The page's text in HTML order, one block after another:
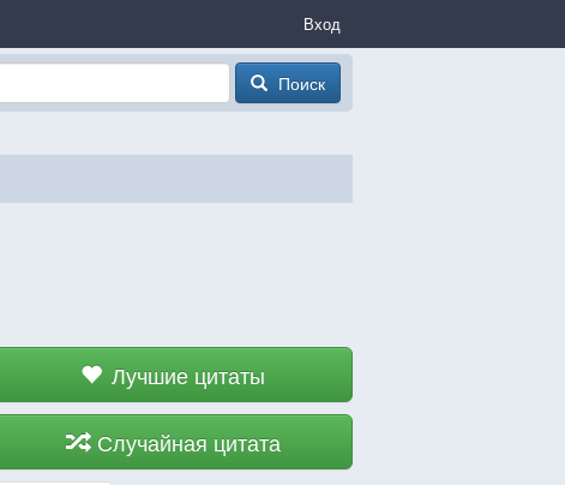
Вход
Поиск
Лучшие цитаты
Случайная цитата